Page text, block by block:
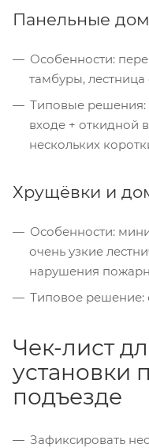
Панельные
Особенности:
тамбуры,
Типовые решения:
входе + откидной
нескольких
Хрущёвки и
Особенности:
очень узкие
нарушения
Типовое решение:
Чек-лист
установки
подъезде
Зафиксировать